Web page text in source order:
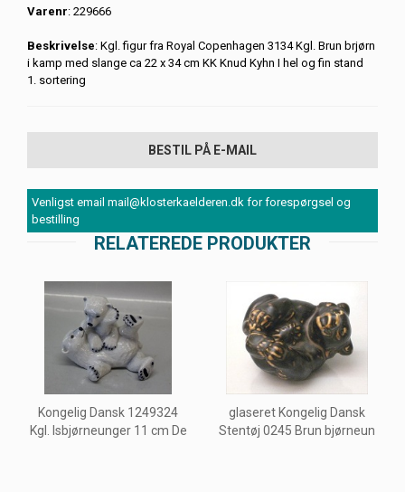
Varenr: 229666
Beskrivelse: Kgl. figur fra Royal Copenhagen 3134 Kgl. Brun brjørn
i kamp med slange ca 22 x 34 cm KK Knud Kyhn I hel og fin stand
1. sortering
BESTIL PÅ E-MAIL
Venligst email mail@klosterkaelderen.dk for forespørgsel og
bestilling
RELATEREDE PRODUKTER
Kongelig Dansk 1249324
Kgl. Isbjørneunger 11 cm De
glaseret Kongelig Dansk
Stentøj 0245 Brun bjørneun